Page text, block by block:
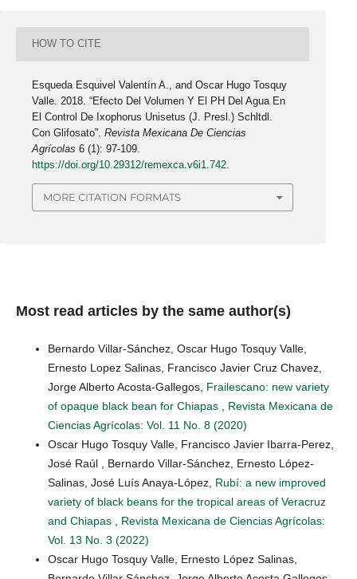
HOW TO CITE
Esqueda Esquivel Valentín A., and Oscar Hugo Tosquy
Valle. 2018. “Efecto Del Volumen Y El PH Del Agua En
El Control De Ixophorus Unisetus (J. Presl.) Schltdl.
Con Glifosato”.Revista Mexicana De Ciencias
Agrícolas 6 (1): 97-109.
https://doi.org/10.29312/remexca.v6i1.742.
MORE CITATION FORMATS
Most read articles by the same author(s)
Bernardo Villar-Sánchez, Oscar Hugo Tosquy Valle,
Ernesto Lopez Salinas, Francisco Javier Cruz Chavez,
Jorge Alberto Acosta-Gallegos, Frailescano: new variety
of opaque black bean for Chiapas
Revista Mexicana de
Ciencias Agrícolas: Vol. 11 No. 8 (2020)
Oscar Hugo Tosquy Valle, Francisco Javier Ibarra-Perez,
José Raúl , Bernardo Villar-Sánchez, Ernesto López-
Salinas, José Luís Anaya-López, Rubí: a new improved
variety of black beans for the tropical areas of Veracruz
and Chiapas
Revista Mexicana de Ciencias Agrícolas:
Vol. 13 No. 3 (2022)
Oscar Hugo Tosquy Valle, Ernesto López Salinas,